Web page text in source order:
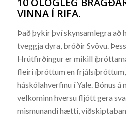
VINNA Í RIFA.
Það þykir því skynsamlegra að
tveggja dyra, bróðir Svövu.
Hrútfirðingur er mikill
fleiri íþróttum en
háskólahverfinu í Yale. Bónus á
velkominn hversu fljótt gera
mismunandi hætti,